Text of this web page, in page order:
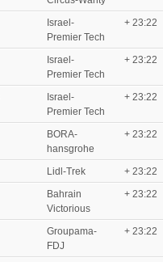
Israel-
Premier Tech
+ 23:22
Israel-
Premier Tech
+ 23:22
Israel-
Premier Tech
+ 23:22
BORA-
hansgrohe
+ 23:22
Lidl-Trek
+ 23:22
Bahrain
Victorious
+ 23:22
Groupama-
FDJ
+ 23:22